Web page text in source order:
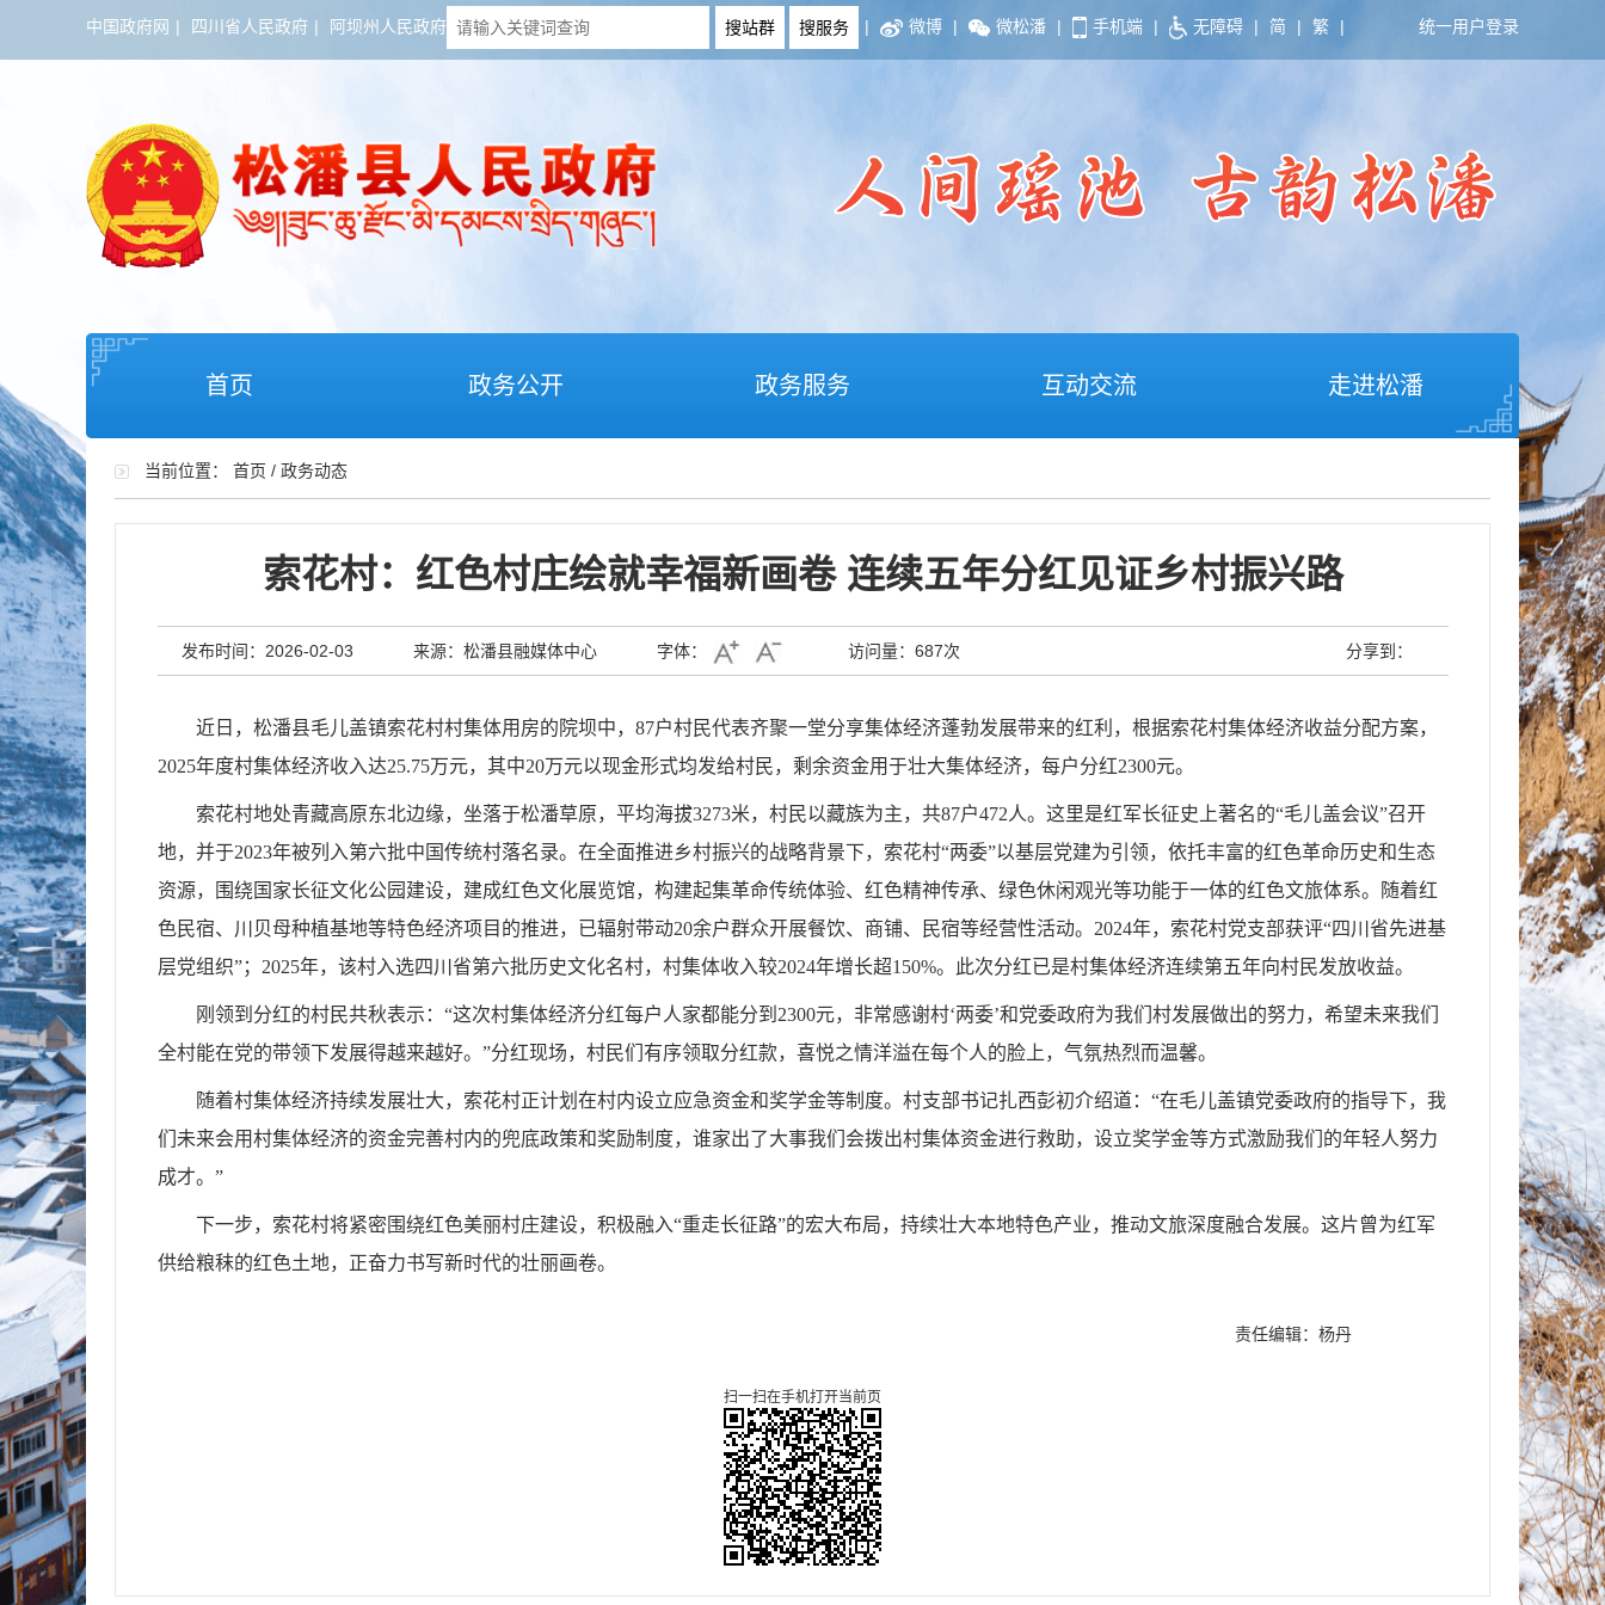
中国政府网 | 四川省人民政府 | 阿坝州人民政府 | 微博 | 微松潘 | 手机端 | 无障碍 | 简 | 繁 | 统一用户登录
首页 政务公开 政务服务 互动交流 走进松潘
当前位置： 首页 / 政务动态
索花村：红色村庄绘就幸福新画卷 连续五年分红见证乡村振兴路
发布时间：2026-02-03 来源：松潘县融媒体中心 字体： 访问量： 687次 分享到：
近日，松潘县毛儿盖镇索花村村集体用房的院坝中，87户村民代表齐聚一堂分享集体经济蓬勃发展带来的红利，根据索花村集体经济收益分配方案，
2025年度村集体经济收入达25.75万元，其中20万元以现金形式均发给村民，剩余资金用于壮大集体经济，每户分红2300元。
索花村地处青藏高原东北边缘，坐落于松潘草原，平均海拔3273米，村民以藏族为主，共87户472人。这里是红军长征史上著名的“毛儿盖会议”召开
地，并于2023年被列入第六批中国传统村落名录。在全面推进乡村振兴的战略背景下，索花村“两委”以基层党建为引领，依托丰富的红色革命历史和生态
资源，围绕国家长征文化公园建设，建成红色文化展览馆，构建起集革命传统体验、红色精神传承、绿色休闲观光等功能于一体的红色文旅体系。随着红
色民宿、川贝母种植基地等特色经济项目的推进，已辐射带动20余户群众开展餐饮、商铺、民宿等经营性活动。2024年，索花村党支部获评“四川省先进基
层党组织”；2025年，该村入选四川省第六批历史文化名村，村集体收入较2024年增长超150%。此次分红已是村集体经济连续第五年向村民发放收益。
刚领到分红的村民共秋表示：“这次村集体经济分红每户人家都能分到2300元，非常感谢村‘两委’和党委政府为我们村发展做出的努力，希望未来我们
全村能在党的带领下发展得越来越好。”分红现场，村民们有序领取分红款，喜悦之情洋溢在每个人的脸上，气氛热烈而温馨。
随着村集体经济持续发展壮大，索花村正计划在村内设立应急资金和奖学金等制度。村支部书记扎西彭初介绍道：“在毛儿盖镇党委政府的指导下，我
们未来会用村集体经济的资金完善村内的兜底政策和奖励制度，谁家出了大事我们会拨出村集体资金进行救助，设立奖学金等方式激励我们的年轻人努力
成才。”
下一步，索花村将紧密围绕红色美丽村庄建设，积极融入“重走长征路”的宏大布局，持续壮大本地特色产业，推动文旅深度融合发展。这片曾为红军
供给粮秣的红色土地，正奋力书写新时代的壮丽画卷。
责任编辑：杨丹
扫一扫在手机打开当前页